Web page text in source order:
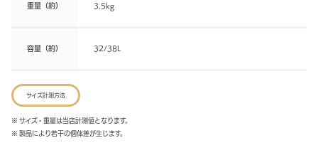
重量（約） 3.5kg
容量（約） 32/38L
サイズ計測方法
※ サイズ・重量は当店計測値となります。
※ 製品により若干の個体差が生じます。